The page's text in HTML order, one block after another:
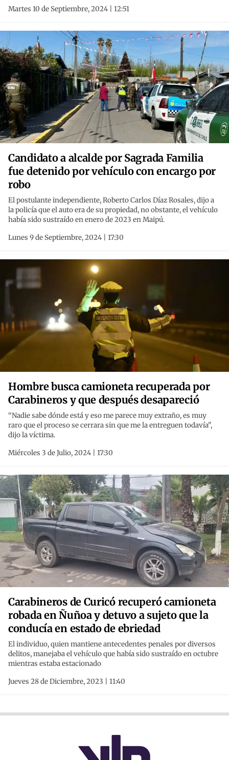
Martes 10 de Septiembre, 2024 | 12:51
Candidato a alcalde por Sagrada Familia
fue detenido por vehículo con encargo por
robo
El postulante independiente, Roberto Carlos Díaz Rosales, dijo a
la policía que el auto era de su propiedad, no obstante, el vehículo
había sido sustraído en enero de 2023 en Maipú.
Lunes 9 de Septiembre, 2024 | 17:30
Hombre busca camioneta recuperada por
Carabineros y que después desapareció
“Nadie sabe dónde está y eso me parece muy extraño, es muy
raro que el proceso se cerrara sin que me la entreguen todavía",
dijo la víctima.
Miércoles 3 de Julio, 2024 | 17:30
Carabineros de Curicó recuperó camioneta
robada en Ñuñoa y detuvo a sujeto que la
conducía en estado de ebriedad
El individuo, quien mantiene antecedentes penales por diversos
delitos, manejaba el vehículo que había sido sustraído en octubre
mientras estaba estacionado
Jueves 28 de Diciembre, 2023 | 11:40